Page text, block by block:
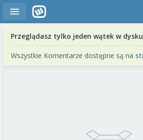
Przeglądasz tylko jeden wątek w
Wszystkie Komentarze dostępne są na